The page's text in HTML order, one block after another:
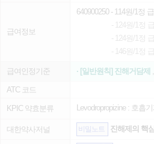
급여정보
640900250- 114원/1정
- 124원/1정
- 124원/1정
- 146원/1정
급여인정기준 · [일반원칙] 진해거담제
ATC 코드
KPIC 약효분류 Levodropropizine : 호흡
대한약사저널 비밀노트 진해제의 핵